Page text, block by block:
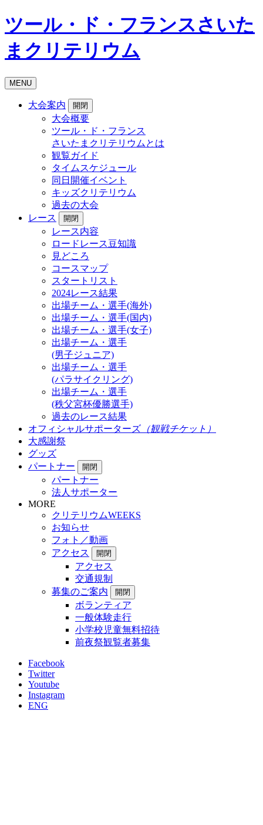
ツール・ド・フランスさいた
まクリテリウム
MENU
大会案内 開閉
大会概要
ツール・ド・フランス
さいたまクリテリウムとは
観覧ガイド
タイムスケジュール
同日開催イベント
キッズクリテリウム
過去の大会
レース
開閉
レース内容
ロードレース豆知識
見どころ
コースマップ
スタートリスト
2024レース結果
出場チーム・選手(海外)
出場チーム・選手(国内)
出場チーム・選手(女子)
出場チーム・選手
(男子ジュニア)
出場チーム・選手
(パラサイクリング)
出場チーム・選手
(秩父宮杯優勝選手)
過去のレース結果
オフィシャルサポーターズ （観戦チケット）
大感謝祭
グッズ
パートナー
開閉
パートナー
法人サポーター
MORE
クリテリウムWEEKS
お知らせ
フォト／動画
アクセス
開閉
アクセス
交通規制
募集のご案内
開閉
ボランティア
一般体験走行
小学校児童無料招待
前夜祭観覧者募集
Facebook
Twitter
Youtube
Instagram
ENG